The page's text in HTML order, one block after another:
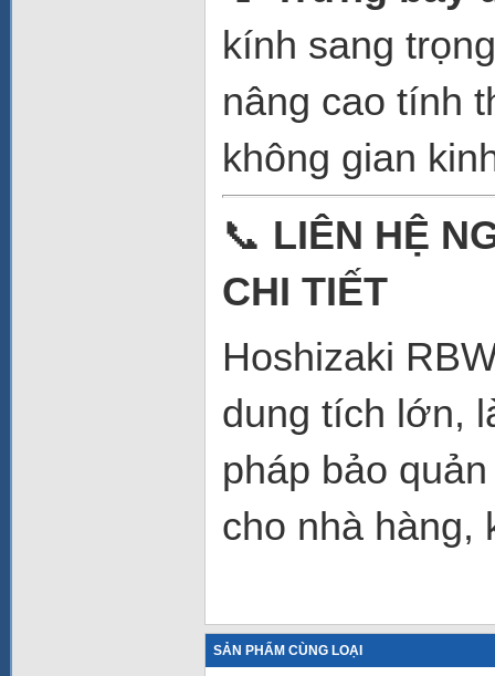
kính sang
nâng cao tính
không gian
📞 LIÊN HỆ
CHI TIẾT
Hoshizaki
dung tích lớn,
pháp bảo
cho nhà hàng,
SẢN PHẨM CÙNG LOẠI